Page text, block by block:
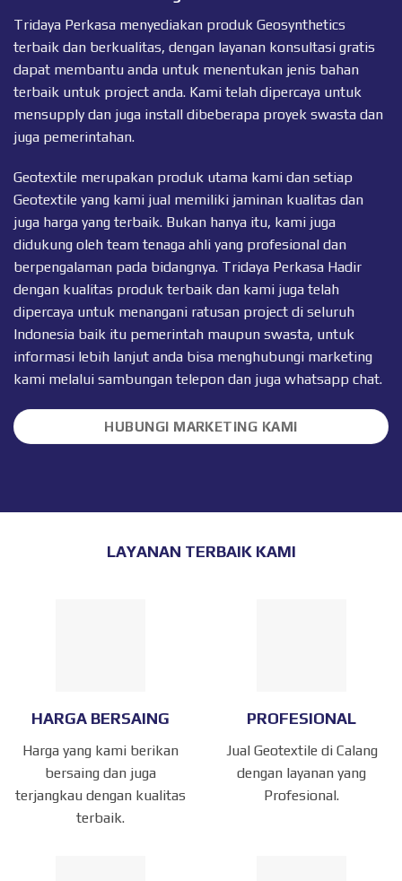
Tridaya Perkasa menyediakan produk Geosynthetics
terbaik dan berkualitas, dengan layanan konsultasi gratis
dapat membantu anda untuk menentukan jenis bahan
terbaik untuk project anda. Kami telah dipercaya untuk
mensupply dan juga install dibeberapa proyek swasta dan
juga pemerintahan.
Geotextile merupakan produk utama kami dan setiap
Geotextile yang kami jual memiliki jaminan kualitas dan
juga harga yang terbaik. Bukan hanya itu, kami juga
didukung oleh team tenaga ahli yang profesional dan
berpengalaman pada bidangnya. Tridaya Perkasa Hadir
dengan kualitas produk terbaik dan kami juga telah
dipercaya untuk menangani ratusan project di seluruh
Indonesia baik itu pemerintah maupun swasta, untuk
informasi lebih lanjut anda bisa menghubungi marketing
kami melalui sambungan telepon dan juga whatsapp chat.
HUBUNGI MARKETING KAMI
LAYANAN TERBAIK KAMI
HARGA BERSAING
Harga yang kami berikan
bersaing dan juga
terjangkau dengan kualitas
terbaik.
PROFESIONAL
Jual Geotextile di Calang
dengan layanan yang
Profesional.